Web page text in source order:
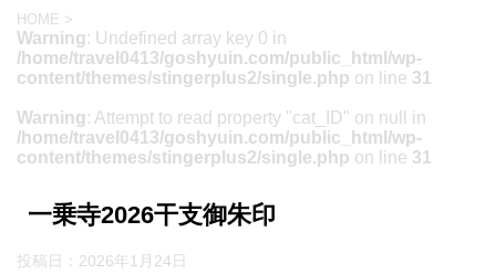
HOME >
Warning: Undefined array key 0 in
/home/travel0413/goshyuin.com/public_html/wp-
content/themes/stingerplus2/single.php on line 31
Warning: Attempt to read property "cat_ID" on null in
/home/travel0413/goshyuin.com/public_html/wp-
content/themes/stingerplus2/single.php on line 31
一乗寺2026干支御朱印
投稿日： 2026年1月24日